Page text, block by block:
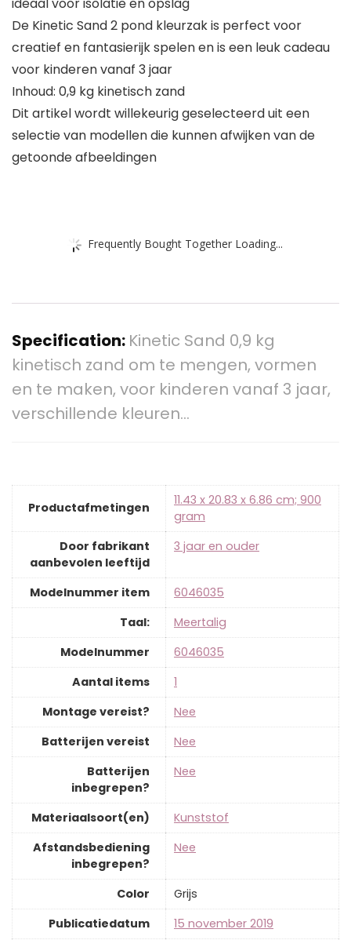
ideaal voor isolatie en opslag
De Kinetic Sand 2 pond kleurzak is perfect voor
creatief en fantasierijk spelen en is een leuk cadeau
voor kinderen vanaf 3 jaar
Inhoud: 0,9 kg kinetisch zand
Dit artikel wordt willekeurig geselecteerd uit een
selectie van modellen die kunnen afwijken van de
getoonde afbeeldingen
Frequently Bought Together Loading...
Specification: Kinetic Sand 0,9 kg
kinetisch zand om te mengen, vormen
en te maken, voor kinderen vanaf 3 jaar,
verschillende kleuren…
Productafmetingen
‎11.43 x 20.83 x 6.86 cm; 900
gram
Door fabrikant
aanbevolen leeftijd
‎3 jaar en ouder
Modelnummer item
‎6046035
Taal:
‎Meertalig
Modelnummer
‎6046035
Aantal items
‎1
Montage vereist?
‎Nee
Batterijen vereist
‎Nee
Batterijen
inbegrepen?
‎Nee
Materiaalsoort(en)
‎Kunststof
Afstandsbediening
inbegrepen?
‎Nee
Color
‎Grijs
Publicatiedatum
‎15 november 2019